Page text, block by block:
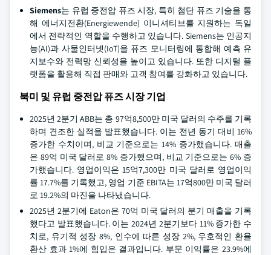
Siemens는 유럽 중전압 퓨즈 시장, 특히 첨단 퓨즈 기술을 통
해 에너지전환(Energiewende) 이니셔티브를 지원하는 독일
에서 전략적인 역할을 수행하고 있습니다. Siemens는 인공지
능(AI)과 사물인터넷(IoT)을 퓨즈 모니터링에 통합해 예측 유
지보수와 전력망 신뢰성을 높이고 있습니다. 또한 디지털 플
랫폼을 활용해 직접 판매와 고객 참여를 강화하고 있습니다.
북미 및 유럽 중전압 퓨즈 시장 기업
2025년 2분기 ABB는 총 97억8,500만 미국 달러의 수주를 기록
하며 견조한 실적을 발표했습니다. 이는 전년 동기 대비 16%
증가한 수치이며, 비교 기준으로는 14% 증가했습니다. 매출
은 89억 미국 달러로 8% 증가했으며, 비교 기준으로는 6% 증
가했습니다. 영업이익은 15억7,300만 미국 달러로 영업이익
률 17.7%를 기록했고, 영업 기준 EBITA는 17억800만 미국 달러
로 19.2%의 마진을 나타냈습니다.
2025년 2분기에 Eaton은 70억 미국 달러의 분기 매출을 기록
했다고 발표했습니다. 이는 2024년 2분기보다 11% 증가한 수
치로, 유기적 성장 8%, 인수에 따른 성장 2%, 우호적인 환율
환산 효과 1%에 힘입은 결과입니다. 부문 이익률은 23.9%에